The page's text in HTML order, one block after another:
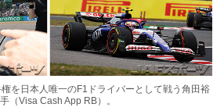
を日本人唯一のF1ドライバーとして戦う角田裕
（Visa Cash App RB）。